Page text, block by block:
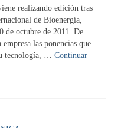
realizando edición tras
de Bioenergía,
de octubre de 2011. De
las ponencias que
tecnología, … Continuar